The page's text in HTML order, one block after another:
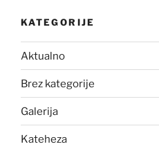
KATEGORIJE
Aktualno
Brez kategorije
Galerija
Kateheza